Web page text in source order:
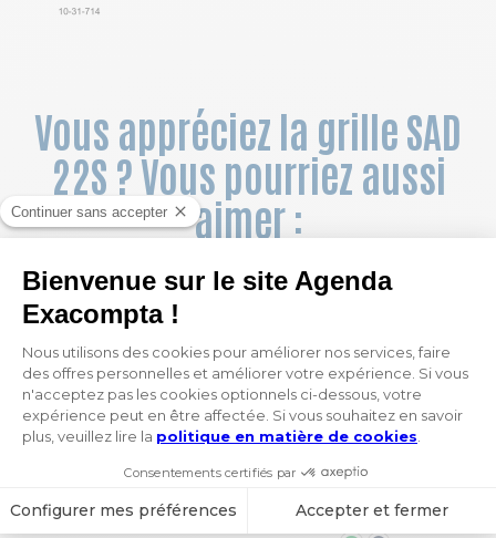
Vous appréciez la grille SAD
22S ? Vous pourriez aussi
aimer :